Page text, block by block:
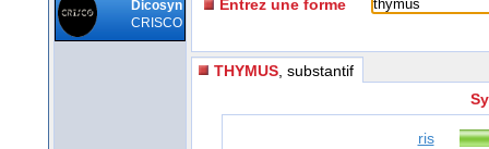
Dicosyn
CRISCO
Entrez une forme
THYMUS , substantif
ris